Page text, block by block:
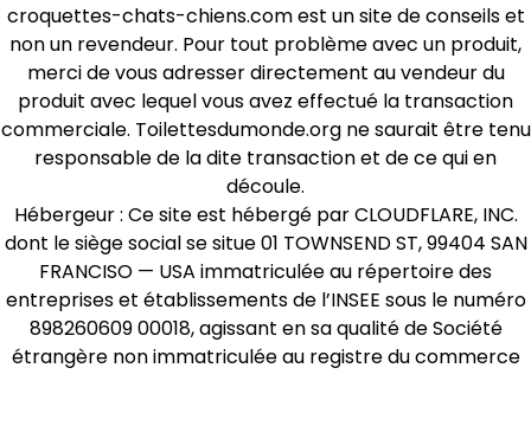
croquettes-chats-chiens.com est un site de conseils et
non un revendeur. Pour tout problème avec un produit,
merci de vous adresser directement au vendeur du
produit avec lequel vous avez effectué la transaction
commerciale. Toilettesdumonde.org ne saurait être tenu
responsable de la dite transaction et de ce qui en
découle.
Hébergeur : Ce site est hébergé par CLOUDFLARE, INC.
dont le siège social se situe 01 TOWNSEND ST, 99404 SAN
FRANCISO — USA immatriculée au répertoire des
entreprises et établissements de l’INSEE sous le numéro
898260609 00018, agissant en sa qualité de Société
étrangère non immatriculée au registre du commerce